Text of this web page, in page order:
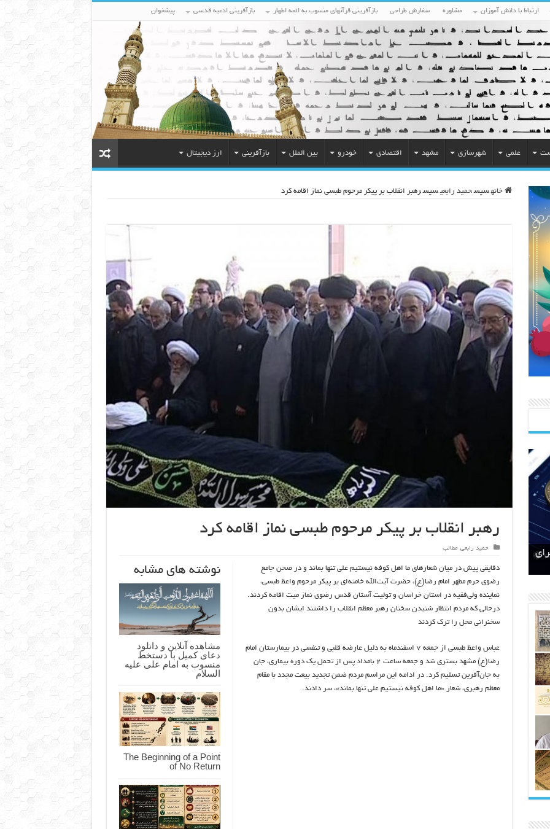
ارتباط با دانش آموزان مشاوره سفارش طراحی بازآفرینی قرآنهای منسوب به ائمه اطهار بازآفرینی ادعیه قدسی پیشخوان
علمی شهرسازی مشهد اقتصادی خودرو بین الملل بازآفرینی ارز دیجیتال
خانه سپس حمید رابعی سپس رهبر انقلاب بر پیکر مرحوم طبسی نماز اقامه کرد
رهبر انقلاب بر پیکر مرحوم طبسی نماز اقامه کرد
حمید رابعی, مطالب
نوشته های مشابه
مشاهده آنلاین و دانلود
دعای کمیل با دستخط
منسوب به امام علی علیه
السلام
The Beginning of a Point
of No Return
دقایقی پیش در میان شعارهای ما اهل کوفه نیستیم علی تنها بماند و در صحن جامع
رضوی حرم مطهر امام رضا(ع)، حضرت آیت‌الله خامنه‌ای بر پیکر مرحوم واعظ طبسی،
نماینده ولی‌فقیه در استان خراسان و تولیت آستان قدس رضوی نماز میت اقامه کردند.
درحالی که مردم انتظار شنیدن سخنان رهبر معظم انقلاب را داشتند ایشان بدون
سخنرانی محل را ترک کردند
عباس واعظ طبسی از جمعه ۷ اسفندماه به دلیل عارضه قلبی و تنفسی در بیمارستان امام
رضا(ع) مشهد بستری شد و جمعه ساعت ۲ بامداد پس از تحمل یک دوره بیماری، جان
به جان‌آفرین تسلیم کرد. در ادامه این مراسم مردم ضمن تجدید بیعت مجدد با مقام
معظم رهبری، شعار «ما اهل کوفه نیستیم علی تنها بماند»، سر دادند.
مالکان اراضی شاهنامه ۳۵